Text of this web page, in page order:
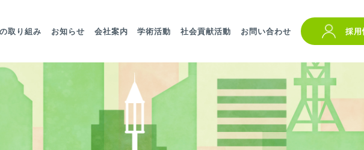
取り組み お知らせ 会社案内 学術活動 社会貢献活動 お問い合わせ 採用